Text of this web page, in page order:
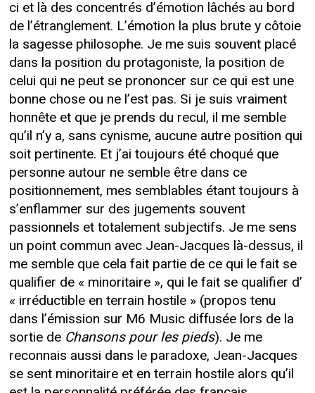
ci et là des concentrés d’émotion lâchés au bord
de l’étranglement. L’émotion la plus brute y côtoie
la sagesse philosophe. Je me suis souvent placé
dans la position du protagoniste, la position de
celui qui ne peut se prononcer sur ce qui est une
bonne chose ou ne l’est pas. Si je suis vraiment
honnête et que je prends du recul, il me semble
qu’il n’y a, sans cynisme, aucune autre position qui
soit pertinente. Et j’ai toujours été choqué que
personne autour ne semble être dans ce
positionnement, mes semblables étant toujours à
s’enflammer sur des jugements souvent
passionnels et totalement subjectifs. Je me sens
un point commun avec Jean-Jacques là-dessus, il
me semble que cela fait partie de ce qui le fait se
qualifier de « minoritaire », qui le fait se qualifier d’
« irréductible en terrain hostile » (propos tenu
dans l’émission sur M6 Music diffusée lors de la
sortie de Chansons pour les pieds). Je me
reconnais aussi dans le paradoxe, Jean-Jacques
se sent minoritaire et en terrain hostile alors qu’il